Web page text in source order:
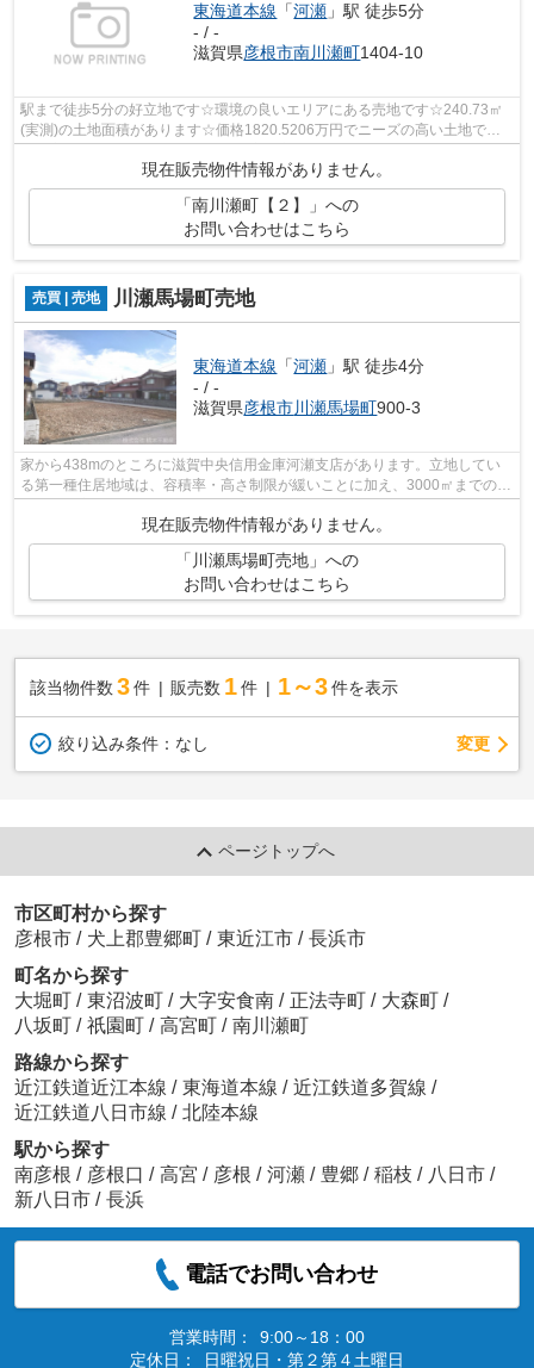
東海道本線 「河瀬 」駅 徒歩5分
- / -
滋賀県彦根市南川瀬町1404-10
駅まで徒歩5分の好立地です☆環境の良いエリアにある売地です☆240.73㎡
(実測)の土地面積があります☆価格1820.5206万円でニーズの高い土地です
現在販売物件情報がありません。
「南川瀬町【２】」への
お問い合わせはこちら
売買 | 売地 川瀬馬場町売地
東海道本線 「河瀬 」駅 徒歩4分
- / -
滋賀県彦根市川瀬馬場町900-3
家から438mのところに滋賀中央信用金庫河瀬支店があります。立地してい
る第一種住居地域は、容積率・高さ制限が緩いことに加え、3000㎡までの店
現在販売物件情報がありません。
「川瀬馬場町売地」への
お問い合わせはこちら
該当物件数 3件 販売数 1 件 1～3 件を表示
絞り込み条件： なし 変更
ページトップへ
市区町村から探す
彦根市 / 犬上郡豊郷町 / 東近江市 / 長浜市
町名から探す
大堀町 / 東沼波町 / 大字安食南 / 正法寺町 / 大森町 /
八坂町 / 祇園町 / 高宮町 / 南川瀬町
路線から探す
近江鉄道近江本線 / 東海道本線 / 近江鉄道多賀線 /
近江鉄道八日市線 / 北陸本線
駅から探す
南彦根 / 彦根口 / 高宮 / 彦根 / 河瀬 / 豊郷 / 稲枝 / 八日市 /
新八日市 / 長浜
電話でお問い合わせ
営業時間：
9:00～18：00
定休日：
日曜祝日・第２第４土曜日